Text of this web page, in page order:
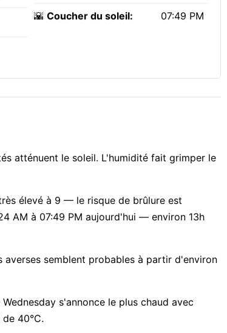
🌇 Coucher du soleil: 07:49 PM
atténuent le soleil. L'humidité fait grimper le
élevé à 9 — le risque de brûlure est
AM à 07:49 PM aujourd'hui — environ 13h
semblent probables à partir d'environ
s'annonce le plus chaud avec
40°C.